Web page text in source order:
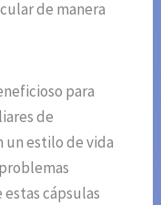
de manera
para
de
un estilo de vida
cápsulas